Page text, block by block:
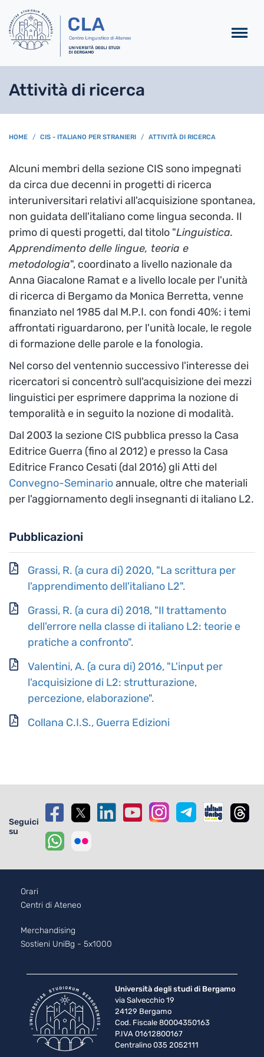
Attività di ricerca
BREADCRUMB
HOME CIS - ITALIANO PER STRANIERI ATTIVITÀ DI RICERCA
Alcuni membri della sezione CIS sono impegnati
da circa due decenni in progetti di ricerca
interuniversitari relativi all'acquisizione spontanea,
non guidata dell'italiano come lingua seconda. Il
primo di questi progetti, dal titolo "Linguistica.
Apprendimento delle lingue, teoria e
metodologia", coordinato a livello nazionale da
Anna Giacalone Ramat e a livello locale per l'unità
di ricerca di Bergamo da Monica Berretta, venne
finanziato nel 1985 dal M.P.I. con fondi 40%: i temi
affrontati riguardarono, per l'unità locale, le regole
di formazione delle parole e la fonologia.
Nel corso del ventennio successivo l'interesse dei
ricercatori si concentrò sull'acquisizione dei mezzi
linguistici per esprimere dapprima la nozione di
temporalità e in seguito la nozione di modalità.
Dal 2003 la sezione CIS pubblica presso la Casa
Editrice Guerra (fino al 2012) e presso la Casa
Editrice Franco Cesati (dal 2016) gli Atti del
Convegno-Seminarioannuale, oltre che materiali
per l'aggiornamento degli insegnanti di italiano L2.
Pubblicazioni
Grassi, R. (a cura di) 2020, "La scrittura per
l'apprendimento dell'italiano L2".
Grassi, R. (a cura di) 2018, "Il trattamento
dell'errore nella classe di italiano L2: teorie e
pratiche a confronto".
Valentini, A. (a cura di) 2016, "L'input per
l'acquisizione di L2: strutturazione,
percezione, elaborazione".
Collana C.I.S., Guerra Edizioni
Seguici
su
Footer - 1
Orari
Centri di Ateneo
Footer - 2
Merchandising
Sostieni UniBg - 5x1000
Università degli studi di Bergamo
via Salvecchio 19
24129 Bergamo
Cod. Fiscale 80004350163
P.IVA 01612800167
Centralino 035 2052111